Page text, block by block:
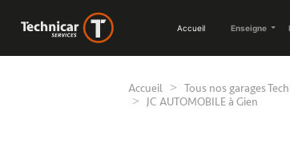
Accueil Enseigne
Accueil Tous nos garages
JC AUTOMOBILE à Gien